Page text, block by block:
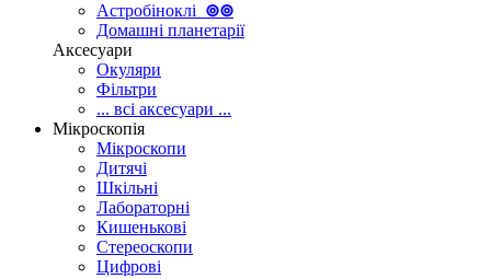
Астробіноклі ⊚⊚
Домашні планетарії
Аксесуари
Окуляри
Фільтри
... всі аксесуари ...
Мікроскопія
Мікроскопи
Дитячі
Шкільні
Лабораторні
Кишенькові
Стереоскопи
Цифрові